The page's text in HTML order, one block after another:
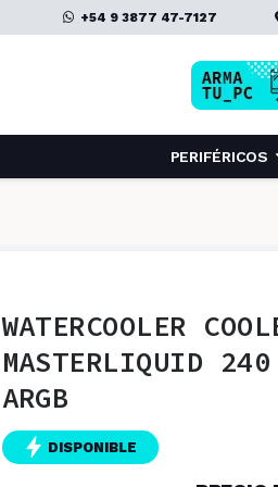
+54 9 3877 47-7127
PERIFÉRICOS
WATERCOOLER
MASTERLIQUID
ARGB
DISPONIBLE